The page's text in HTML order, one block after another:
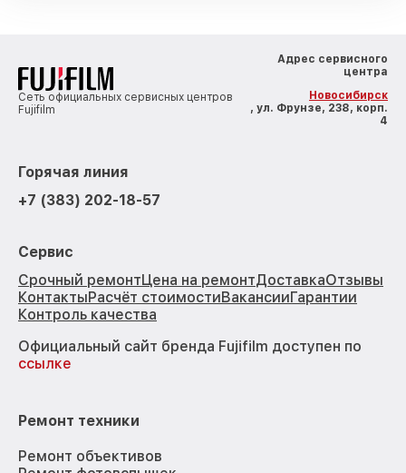
Сеть официальных сервисных центров
Fujifilm
Адрес сервисного
центра
Новосибирск
, ул. Фрунзе, 238, корп.
4
Горячая линия
+7 (383) 202-18-57
Сервис
Срочный ремонтЦена на ремонтДоставкаОтзывы
КонтактыРасчёт стоимостиВакансииГарантии
Контроль качества
Официальный сайт бренда Fujifilm доступен по
ссылке
Ремонт техники
Ремонт объективов